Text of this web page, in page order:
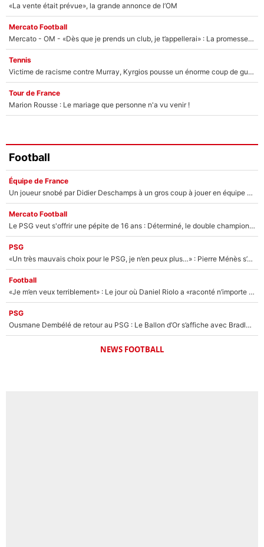
«La vente était prévue», la grande annonce de l’OM
Mercato Football
Mercato - OM - «Dès que je prends un club, je t’appellerai» : La promesse de Marcelino au moment de claquer la porte
Tennis
Victime de racisme contre Murray, Kyrgios pousse un énorme coup de gueule !
Tour de France
Marion Rousse : Le mariage que personne n'a vu venir !
Football
Équipe de France
Un joueur snobé par Didier Deschamps à un gros coup à jouer en équipe de France : Zinedine Zidane a trouvé son numéro 9 ?
Mercato Football
Le PSG veut s'offrir une pépite de 16 ans : Déterminé, le double champion d'Europe en titre est prêt à lâcher 40M€ pour celui que l'on compare déjà à Vinicius Jr !
PSG
«Un très mauvais choix pour le PSG, je n’en peux plus…» : Pierre Ménès s’est complètement trompé avec Luis Enrique et ces déclarations le prouvent !
Football
«Je m’en veux terriblement» : Le jour où Daniel Riolo a «raconté n’importe quoi» dans l'After Foot !
PSG
Ousmane Dembélé de retour au PSG : Le Ballon d’Or s’affiche avec Bradley Barcola en plein cœur du feuilleton sur son départ !
NEWS FOOTBALL